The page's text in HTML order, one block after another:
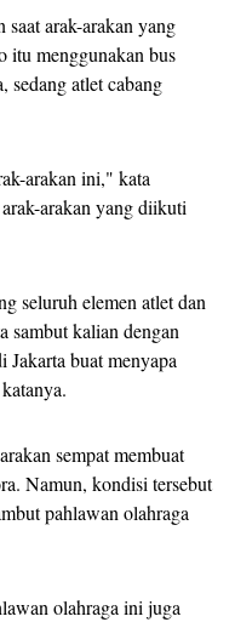
arak-arakan yang
menggunakan bus
sedang atlet cabang
arakan ini," kata
arakan yang diikuti
seluruh elemen atlet dan
sambut kalian dengan
buat menyapa
sempat membuat
Namun, kondisi tersebut
pahlawan olahraga
olahraga ini juga